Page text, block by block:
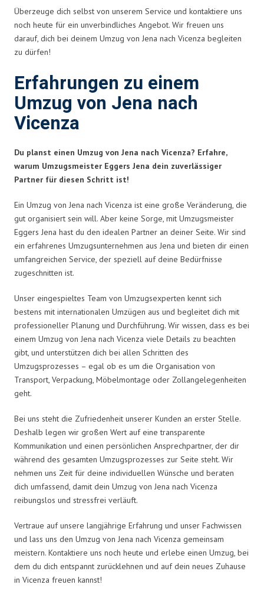
Überzeuge dich selbst von unserem Service und kontaktiere uns
noch heute für ein unverbindliches Angebot. Wir freuen uns
darauf, dich bei deinem Umzug von Jena nach Vicenza begleiten
zu dürfen!
Erfahrungen zu einem
Umzug von Jena nach
Vicenza
Du planst einen Umzug von Jena nach Vicenza? Erfahre,
warum Umzugsmeister Eggers Jena dein zuverlässiger
Partner für diesen Schritt ist!
Ein Umzug von Jena nach Vicenza ist eine große Veränderung, die
gut organisiert sein will. Aber keine Sorge, mit Umzugsmeister
Eggers Jena hast du den idealen Partner an deiner Seite. Wir sind
ein erfahrenes Umzugsunternehmen aus Jena und bieten dir einen
umfangreichen Service, der speziell auf deine Bedürfnisse
zugeschnitten ist.
Unser eingespieltes Team von Umzugsexperten kennt sich
bestens mit internationalen Umzügen aus und begleitet dich mit
professioneller Planung und Durchführung. Wir wissen, dass es bei
einem Umzug von Jena nach Vicenza viele Details zu beachten
gibt, und unterstützen dich bei allen Schritten des
Umzugsprozesses – egal ob es um die Organisation von
Transport, Verpackung, Möbelmontage oder Zollangelegenheiten
geht.
Bei uns steht die Zufriedenheit unserer Kunden an erster Stelle.
Deshalb legen wir großen Wert auf eine transparente
Kommunikation und einen persönlichen Ansprechpartner, der dir
während des gesamten Umzugsprozesses zur Seite steht. Wir
nehmen uns Zeit für deine individuellen Wünsche und beraten
dich umfassend, damit dein Umzug von Jena nach Vicenza
reibungslos und stressfrei verläuft.
Vertraue auf unsere langjährige Erfahrung und unser Fachwissen
und lass uns den Umzug von Jena nach Vicenza gemeinsam
meistern. Kontaktiere uns noch heute und erlebe einen Umzug, bei
dem du dich entspannt zurücklehnen und auf dein neues Zuhause
in Vicenza freuen kannst!